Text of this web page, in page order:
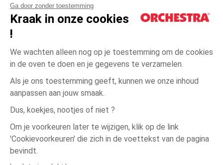
Ga door zonder toestemming
Kraak in onze cookies
!
We wachten alleen nog op je toestemming om de cookies
in de oven te doen en je gegevens te verzamelen.
Als je ons toestemming geeft, kunnen we onze inhoud
aanpassen aan jouw smaak.
Dus, koekjes, nootjes of niet ?
Om je voorkeuren later te wijzigen, klik op de link
'Cookievoorkeuren' die zich in de voettekst van de pagina
bevindt.
Zwart Zwart 338
Algemene verkoopsvoorwaarden
Wettelijke bepalingen
Persoonsgegevens